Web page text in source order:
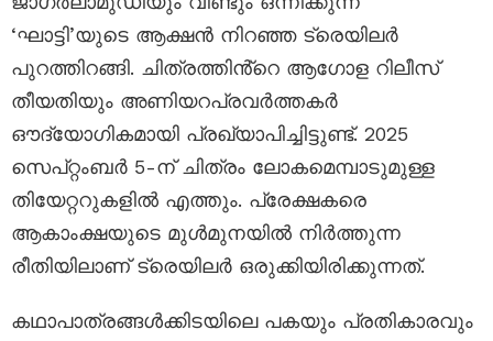
‘ഘാട്ടി’യുടെ ആക്ഷൻ നിറഞ്ഞ ട്രെയിലർ
പുറത്തിറങ്ങി. ചിത്രത്തിൻ്റെ ആഗോള റിലീസ്
തീയതിയും അണിയറപ്രവർത്തകർ
ഔദ്യോഗികമായി പ്രഖ്യാപിച്ചിട്ടുണ്ട്. 2025
സെപ്റ്റംബർ 5-ന് ചിത്രം ലോകമെമ്പാടുമുള്ള
തിയേറ്ററുകളിൽ എത്തും. പ്രേക്ഷകരെ
ആകാംക്ഷയുടെ മുൾമുനയിൽ നിർത്തുന്ന
രീതിയിലാണ് ട്രെയിലർ ഒരുക്കിയിരിക്കുന്നത്.
കഥാപാത്രങ്ങൾക്കിടയിലെ പകയും പ്രതികാരവും